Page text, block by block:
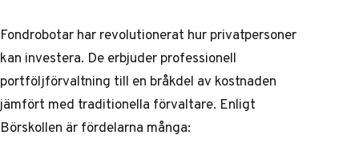
Fondrobotar har revolutionerat hur privatpersoner
kan investera. De erbjuder professionell
portföljförvaltning till en bråkdel av kostnaden
jämfört med traditionella förvaltare. Enligt
Börskollen är fördelarna många: